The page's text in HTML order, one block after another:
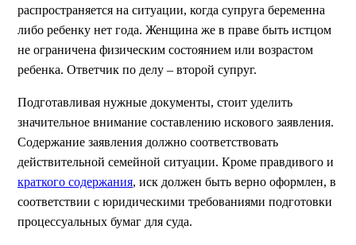
распространяется на ситуации, когда супруга беременна
либо ребенку нет года. Женщина же в праве быть истцом
не ограничена физическим состоянием или возрастом
ребенка. Ответчик по делу – второй супруг.
Подготавливая нужные документы, стоит уделить
значительное внимание составлению искового заявления.
Содержание заявления должно соответствовать
действительной семейной ситуации. Кроме правдивого и
краткого содержания, иск должен быть верно оформлен, в
соответствии с юридическими требованиями подготовки
процессуальных бумаг для суда.